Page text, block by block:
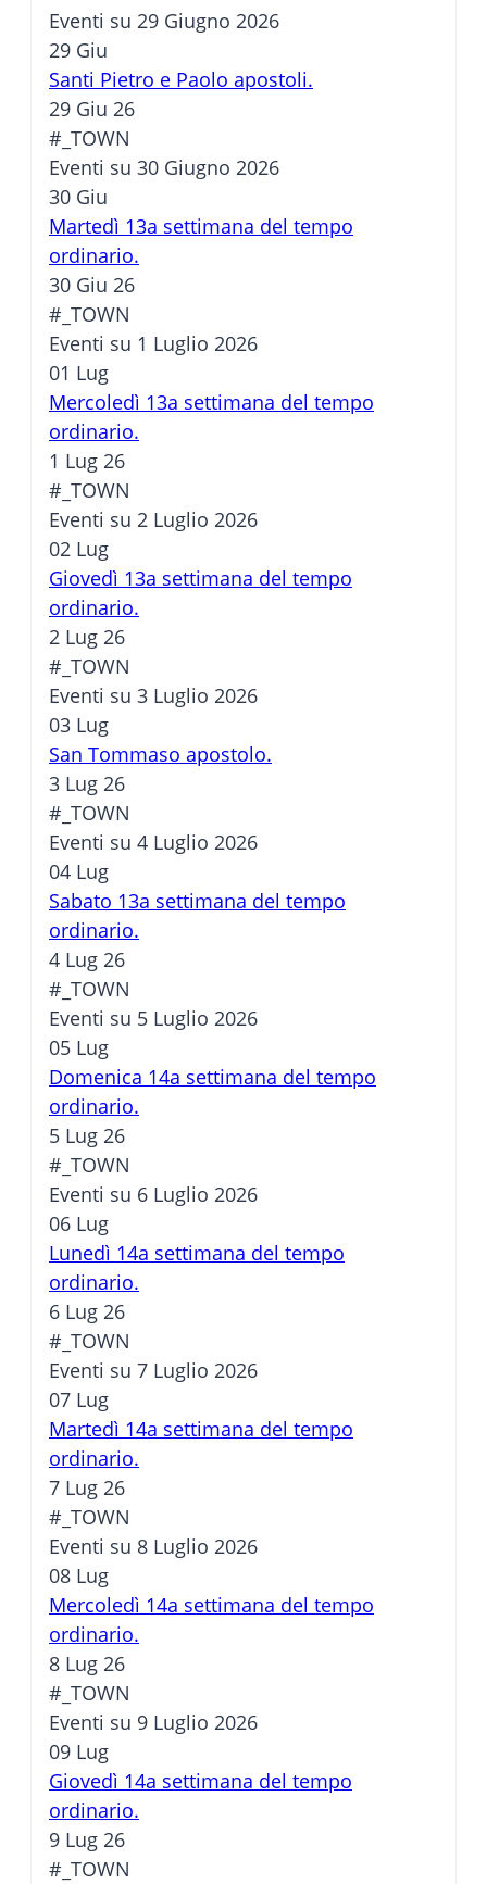
Eventi su 29 Giugno 2026
29 Giu
Santi Pietro e Paolo apostoli.
29 Giu 26
#_TOWN
Eventi su 30 Giugno 2026
30 Giu
Martedì 13a settimana del tempo
ordinario.
30 Giu 26
#_TOWN
Eventi su 1 Luglio 2026
01 Lug
Mercoledì 13a settimana del tempo
ordinario.
1 Lug 26
#_TOWN
Eventi su 2 Luglio 2026
02 Lug
Giovedì 13a settimana del tempo
ordinario.
2 Lug 26
#_TOWN
Eventi su 3 Luglio 2026
03 Lug
San Tommaso apostolo.
3 Lug 26
#_TOWN
Eventi su 4 Luglio 2026
04 Lug
Sabato 13a settimana del tempo
ordinario.
4 Lug 26
#_TOWN
Eventi su 5 Luglio 2026
05 Lug
Domenica 14a settimana del tempo
ordinario.
5 Lug 26
#_TOWN
Eventi su 6 Luglio 2026
06 Lug
Lunedì 14a settimana del tempo
ordinario.
6 Lug 26
#_TOWN
Eventi su 7 Luglio 2026
07 Lug
Martedì 14a settimana del tempo
ordinario.
7 Lug 26
#_TOWN
Eventi su 8 Luglio 2026
08 Lug
Mercoledì 14a settimana del tempo
ordinario.
8 Lug 26
#_TOWN
Eventi su 9 Luglio 2026
09 Lug
Giovedì 14a settimana del tempo
ordinario.
9 Lug 26
#_TOWN